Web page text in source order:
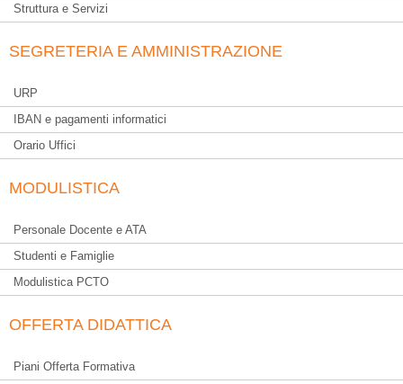
Struttura e Servizi
SEGRETERIA E AMMINISTRAZIONE
URP
IBAN e pagamenti informatici
Orario Uffici
MODULISTICA
Personale Docente e ATA
Studenti e Famiglie
Modulistica PCTO
OFFERTA DIDATTICA
Piani Offerta Formativa